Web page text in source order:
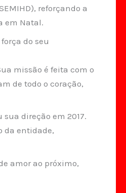
reforçando a
em Natal.
do seu
missão é feita com o
de todo o coração,
direção em 2017.
da entidade,
amor ao próximo,